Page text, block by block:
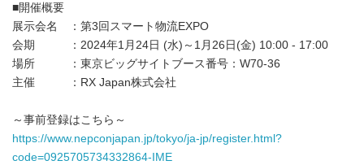
■開催概要
展示会名 ：第3回スマート物流EXPO
会期 ：2024年1月24日 (水)～1月26日(金) 10:00 - 17:00
場所 ：東京ビッグサイトブース番号：W70-36
主催 ：RX Japan株式会社
～事前登録はこちら～
https://www.nepconjapan.jp/tokyo/ja-jp/register.html?
code=0925705734332864-IME